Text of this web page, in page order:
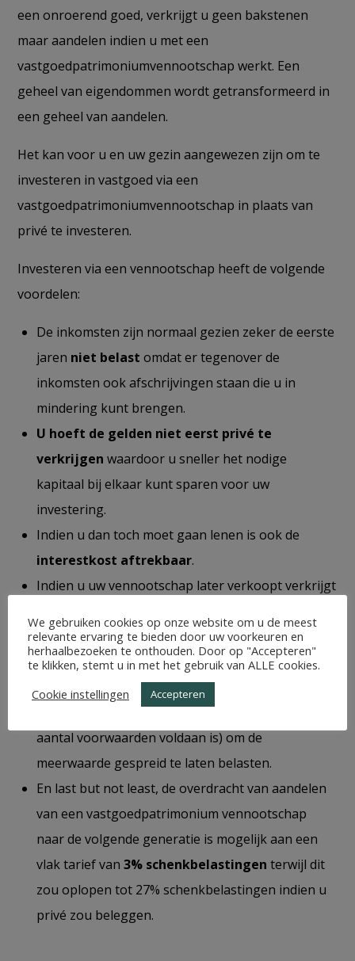
een onroerend goed, verkrijgt u geen bakstenen
maar aandelen indien u met een
vastgoedpatrimoniumvennootschap werkt. Een
geheel van eigendommen wordt getransformeerd in
een geheel van aandelen.
Het kan voor u en uw gezin aangewezen zijn om te
investeren in vastgoed via een
vastgoedpatrimoniumvennootschap in plaats van
privé te investeren.
Investeren via een vennootschap heeft de volgende
voordelen:
De inkomsten zijn normaal gezien zeker de eerste
jaren niet belast omdat er tegenover de
inkomsten ook afschrijvingen staan die u in
mindering kunt brengen.
U hoeft de gelden niet eerst privé te
verkrijgen waardoor u sneller het nodige
kapitaal bij elkaar kunt sparen voor uw
investering.
Indien u dan toch moet gaan lenen is ook de
interestkost aftrekbaar.
Indien u uw vennootschap later verkoopt verkrijgt
belastingvrij.
Als u uw vastgoed later toch wenst te verkopen uit
uw vennootschap (niet via een aandelen
overdracht) is er de mogelijkheid (indien aan een
aantal voorwaarden voldaan is) om de
meerwaarde gespreid te laten belasten.
En last but not least, de overdracht van aandelen
van een vastgoedpatrimonium vennootschap
naar de volgende generatie is mogelijk aan een
vlak tarief van3% schenkbelastingen terwijl dit
zou oplopen tot 27% schenkbelastingen indien u
privé zou beleggen.
We gebruiken cookies op onze website om u de meest
relevante ervaring te bieden door uw voorkeuren en
herhaalbezoeken te onthouden. Door op "Accepteren"
te klikken, stemt u in met het gebruik van ALLE cookies.
Cookie instellingen
Accepteren